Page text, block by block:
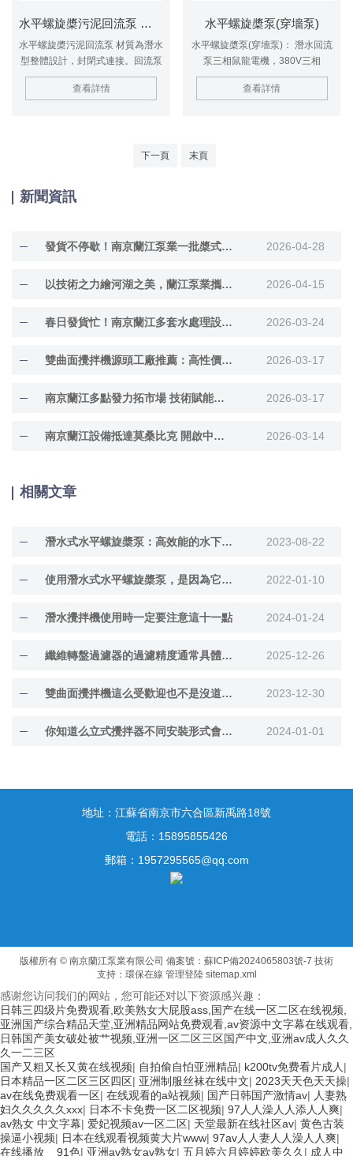
水平螺旋槳污泥回流泵 材質
水平螺旋槳污泥回流泵 材質為潛水
型整體設計，封閉式連接。回流泵
所有的組件包括電機和齒輪箱都能
夠在水下連續運轉。回流泵螺旋槳
查看詳情
水平螺旋槳泵(穿墻泵)
水平螺旋槳泵(穿墻泵)： 潛水回流
泵三相鼠龍電機，380V三相
50HZ，防護等級IP68，定子絕緣
等級F級，直接啟動。 潛水回流泵
回流泵配技術的軸向運行的三葉
查看詳情
下一頁 末頁
新聞資訊
發貨不停歇！南京蘭江泵業一批槳式攪拌機啟運，賦能多領域綠色發展 2026-04-28
以技術之力繪河湖之美，蘭江泵業攜多款硬核產品亮相上海國際環博會 2026-04-15
春日發貨忙！南京蘭江多套水處理設備啟運奔赴各地項目現場 2026-03-24
雙曲面攪拌機源頭工廠推薦：高性價比直供渠道選擇指南 2026-03-17
南京蘭江多點發力拓市場 技術賦能中外水環境治理 2026-03-17
南京蘭江設備抵達莫桑比克 開啟中非水務合作新征程 2026-03-14
相關文章
潛水式水平螺旋槳泵：高效能的水下排水解決方案 2023-08-22
使用潛水式水平螺旋槳泵，是因為它具有這些優勢！ 2022-01-10
潛水攪拌機使用時一定要注意這十一點 2024-01-24
纖維轉盤過濾器的過濾精度通常具體取決于濾布材質和工藝設計 2025-12-26
雙曲面攪拌機這么受歡迎也不是沒道理的 2023-12-30
你知道么立式攪拌器不同安裝形式會產生不同的流場 2024-01-01
地址：江蘇省南京市六合區新禹路18號
電話：15895855426
郵箱：1957295565@qq.com
版權所有 © 南京蘭江泵業有限公司 備案號：蘇ICP備2024065803號-7 技術
支持： 環保在線 管理登陸 sitemap.xml
感谢您访问我们的网站，您可能还对以下资源感兴趣：
日韩三四级片免费观看,欧美熟女大屁股ass,国产在线一区二区在线视频,
亚洲国产综合精品天堂,亚洲精品网站免费观看,av资源中文字幕在线观看,
日韩国产美女破处被艹视频,亚洲一区二区三区国产中文,亚洲av成人久久
久一二三区
国产又粗又长又黄在线视频| 自拍偷自怕亚洲精品| k200tv免费看片成人 |
日本精品一区二区三区四区| 亚洲制服丝袜在线中文| 2023天天色天天操|
av在线免费观看一区| 在线观看的a站视频| 国产日韩国产激情av| 人妻熟
妇久久久久久xxx| 日本不卡免费一区二区视频| 97人人澡人人添人人爽|
av熟女 中文字幕| 爱妃视频av一区二区| 天堂最新在线社区av| 黄色古装
操逼小视频| 日本在线观看视频黄大片www| 97av人人妻人人澡人人爽|
在线播放__91色| 亚洲av熟女av熟女| 五月婷六月婷婷欧美久久 | 成人中